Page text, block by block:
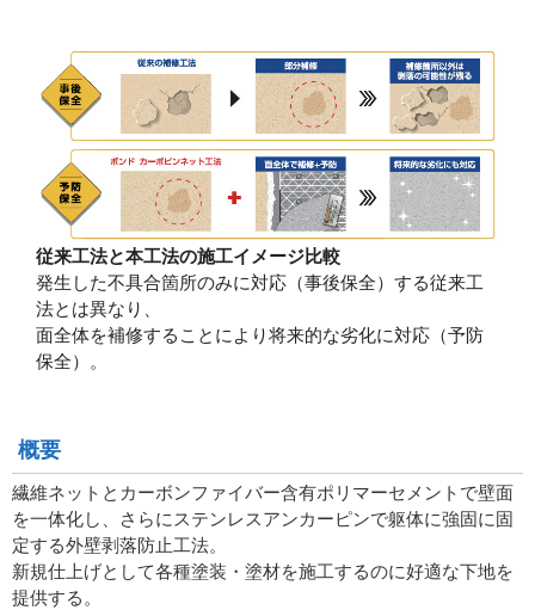
従来工法と本工法の施工イメージ比較
発生した不具合箇所のみに対応（事後保全）する従来工
法とは異なり、
面全体を補修することにより将来的な劣化に対応（予防
保全）。
概要
繊維ネットとカーボンファイバー含有ポリマーセメントで壁面
を一体化し、さらにステンレスアンカーピンで躯体に強固に固
定する外壁剥落防止工法。
新規仕上げとして各種塗装・塗材を施工するのに好適な下地を
提供する。